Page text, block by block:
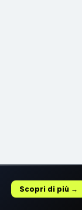
Scopri di più →